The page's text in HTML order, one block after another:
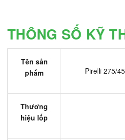
THÔNG SỐ KỸ
Tên sản
phẩm
Pirelli 275/
Thương
hiệu lốp